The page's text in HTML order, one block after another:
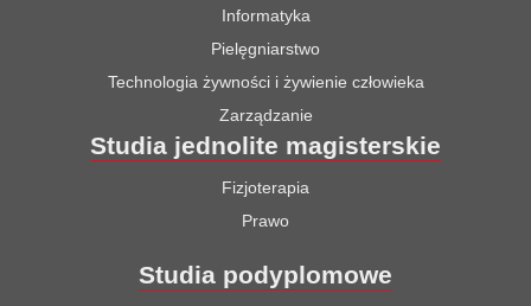
Informatyka
Pielęgniarstwo
Technologia żywności i żywienie człowieka
Zarządzanie
Studia jednolite magisterskie
Fizjoterapia
Prawo
Studia podyplomowe